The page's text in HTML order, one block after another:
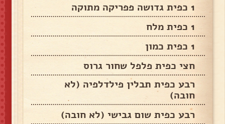
1 כפית גדושה פפריקה מתוקה
1 כפית מלח
1 כפית כמון
חצי כפית פלפל שחור גרוס
רבע כפית תבלין פילדלפיה (לא
חובה)
רבע כפית שום גבישי (לא חובה)